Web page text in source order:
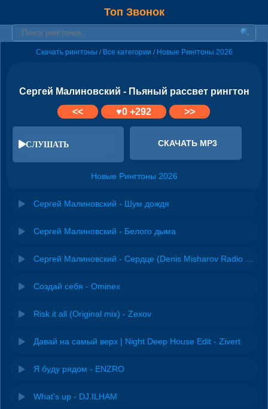
Топ Звонок
Скачать рингтоны / Все категории / Новые Рингтоны 2026
Сергей Малиновский - Пьяный рассвет рингтон
<<
♥0+292 >>
СЛУШАТЬ СКАЧАТЬ MP3
Новые Рингтоны 2026
Сергей Малиновский - Шум дождя
Сергей Малиновский - Белого дыма
Создай себя - Ominex
Risk it all (Original mix) - Zexov
Давай на самый верх | Night Deep House Edit - Zivert
Я буду рядом - ENZRO
What's up - DJ.ILHAM